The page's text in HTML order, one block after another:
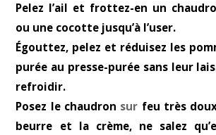
Pelez l’ail et frottez-en un
ou une cocotte jusqu’à l’user.
Égouttez, pelez et réduisez les
purée au presse-purée sans leur
refroidir.
Posez le chaudron sur feu très
beurre et la crème, ne salez